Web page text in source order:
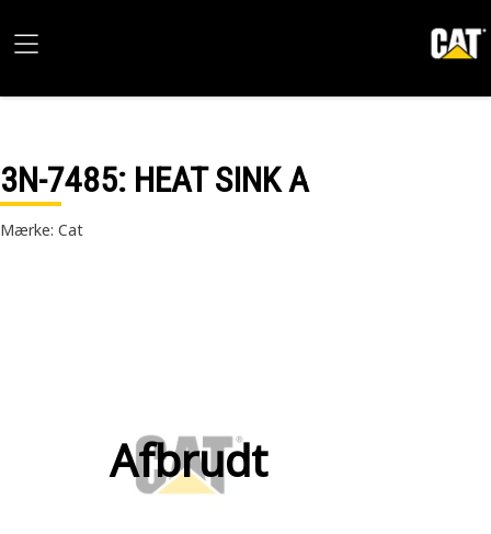
3N-7485: HEAT SINK A
Mærke: Cat
Afbrudt